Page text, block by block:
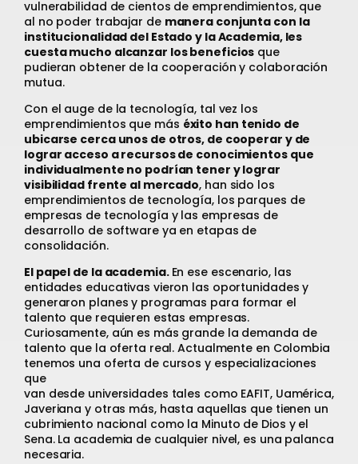
vulnerabilidad de cientos de emprendimientos, que
al no poder trabajar de manera conjunta con la
institucionalidad del Estado y la Academia, les
cuesta mucho alcanzar los beneficios que
pudieran obtener de la cooperación y colaboración
mutua.
Con el auge de la tecnología, tal vez los
emprendimientos que más éxito han tenido de
ubicarse cerca unos de otros, de cooperar y de
lograr acceso a recursos de conocimientos que
individualmente no podrían tener y lograr
visibilidad frente al mercado, han sido los
emprendimientos de tecnología, los parques de
empresas de tecnología y las empresas de
desarrollo de software ya en etapas de
consolidación.
El papel de la academia. En ese escenario, las
entidades educativas vieron las oportunidades y
generaron planes y programas para formar el
talento que requieren estas empresas.
Curiosamente, aún es más grande la demanda de
talento que la oferta real. Actualmente en Colombia
tenemos una oferta de cursos y especializaciones
que
van desde universidades tales como EAFIT, Uamérica,
Javeriana y otras más, hasta aquellas que tienen un
cubrimiento nacional como la Minuto de Dios y el
Sena. La academia de cualquier nivel, es una palanca
necesaria.